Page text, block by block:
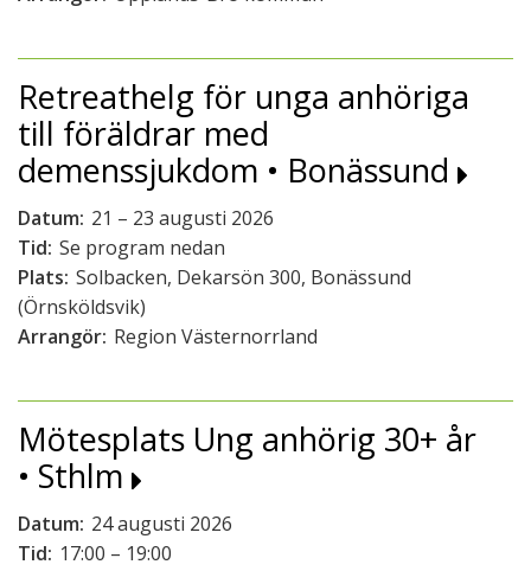
Retreathelg för unga anhöriga
till föräldrar med
demenssjukdom • Bonässund
Datum: 21 – 23 augusti 2026
Tid: Se program nedan
Plats: Solbacken, Dekarsön 300, Bonässund
(Örnsköldsvik)
Arrangör: Region Västernorrland
Mötesplats Ung anhörig 30+ år
• Sthlm
Datum: 24 augusti 2026
Tid: 17:00 – 19:00